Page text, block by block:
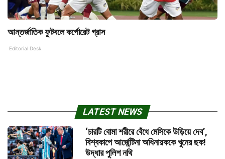
আন্তর্জাতিক ফুটবলে কর্পোরেট গ্রাস
Editorial Desk
LATEST NEWS
‘চারটি বোমা শরীরে বেঁধে মেসিকে উড়িয়ে দেব’,
বিশ্বকাপে আর্জেন্টিনা অধিনায়ককে খুনের ছক!
উদ্ধার পুলিশ নথি